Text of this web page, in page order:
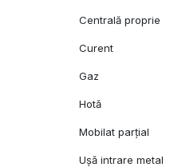
Centrală proprie
Curent
Gaz
Hotă
Mobilat parțial
Ușă intrare metal